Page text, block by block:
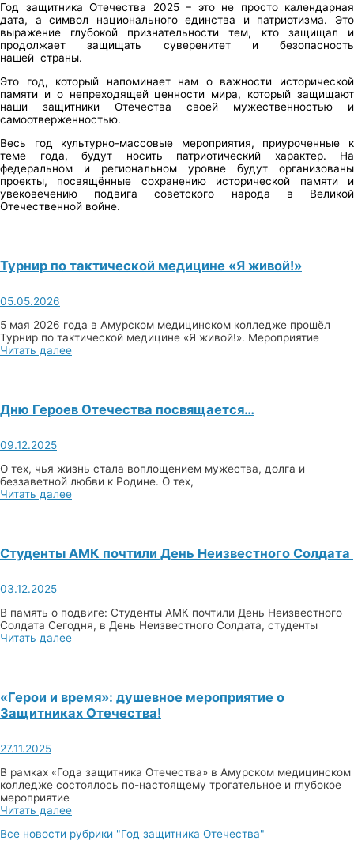
Год защитника Отечества 2025 – это не просто календарная
дата, а символ национального единства и патриотизма. Это
выражение глубокой признательности тем, кто защищал и
продолжает защищать суверенитет и безопасность
нашей страны.
Это год, который напоминает нам о важности исторической
памяти и о непреходящей ценности мира, который защищают
наши защитники Отечества своей мужественностью и
самоотверженностью.
Весь год культурно-массовые мероприятия, приуроченные к
теме года, будут носить патриотический характер. На
федеральном и региональном уровне будут организованы
проекты, посвящённые сохранению исторической памяти и
увековечению подвига советского народа в Великой
Отечественной войне.
Турнир по тактической медицине «Я живой!»
05.05.2026
5 мая 2026 года в Амурском медицинском колледже прошёл
Турнир по тактической медицине «Я живой!». Мероприятие
Читать далее
Дню Героев Отечества посвящается…
09.12.2025
О тех, чья жизнь стала воплощением мужества, долга и
беззаветной любви к Родине. О тех,
Читать далее
Студенты АМК почтили День Неизвестного Солдата
03.12.2025
В память о подвиге: Студенты АМК почтили День Неизвестного
Солдата Сегодня, в День Неизвестного Солдата, студенты
Читать далее
«Герои и время»: душевное мероприятие о
Защитниках Отечества!
27.11.2025
В рамках «Года защитника Отечества» в Амурском медицинском
колледже состоялось по-настоящему трогательное и глубокое
мероприятие
Читать далее
Все новости рубрики "Год защитника Отечества"